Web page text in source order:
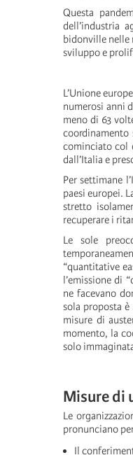
Questa
dell’industria
bidonville nelle
sviluppo e
L’Unione
numerosi anni
meno di 63
cominciato col
dall’Italia e
Per settimane
paesi europei.
stretto
recuperare i
Le sole
“quantitative
l’emissione di
ne facevano
sola proposta
misure di
momento, la
solo
Misure di
Le
pronunciano
Il